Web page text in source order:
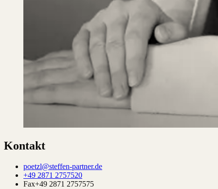
Kontakt
poetzl@steffen-partner.de
+49 2871 2757520
Fax+49 2871 2757575